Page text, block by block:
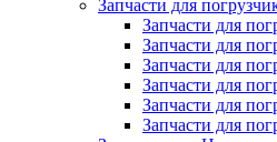
Запчасти для
Запчасти для
Запчасти для
Запчасти для
Запчасти для
Запчасти для
Запчасти для